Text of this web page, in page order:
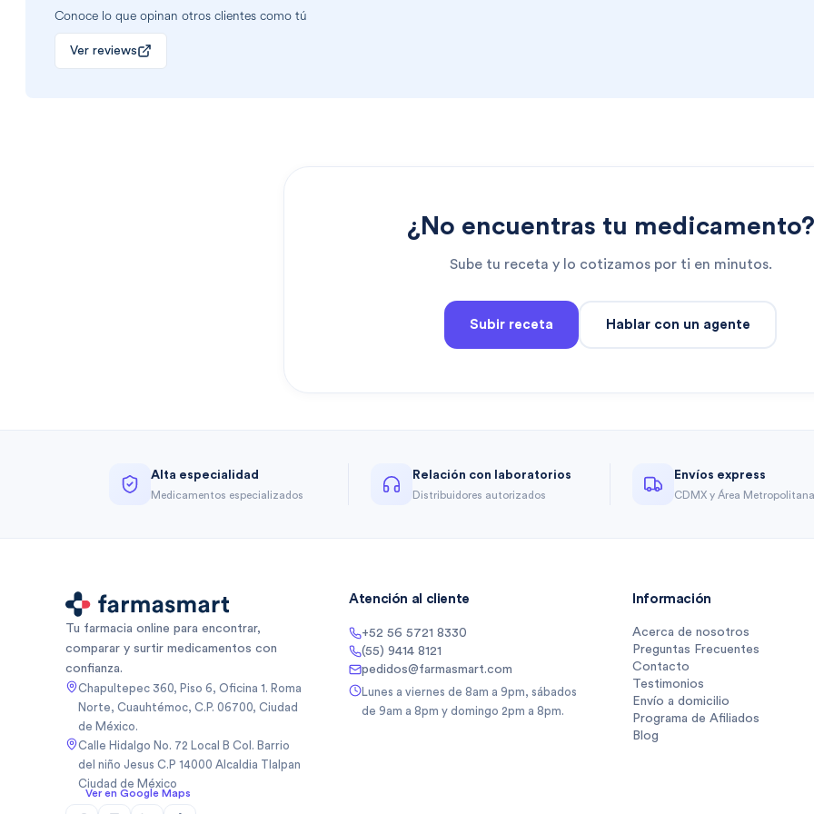
Conoce lo que opinan otros clientes como tú
Ver reviews
¿No encuentras tu medicamento?
Sube tu receta y lo cotizamos por ti en minutos.
Subir receta Hablar con un agente
Alta especialidad
Medicamentos especializados
Relación con laboratorios
Distribuidores autorizados
Envíos express
CDMX y Área Metropolitana
Tu farmacia online para encontrar,
comparar y surtir medicamentos con
confianza.
Chapultepec 360, Piso 6, Oficina 1. Roma
Norte, Cuauhtémoc, C.P. 06700, Ciudad
de México.
Calle Hidalgo No. 72 Local B Col. Barrio
del niño Jesus C.P 14000 Alcaldia Tlalpan
Ciudad de México
Ver en Google Maps
Atención al cliente
+52 56 5721 8330
(55) 9414 8121
pedidos@farmasmart.com
Lunes a viernes de 8am a 9pm, sábados
de 9am a 8pm y domingo 2pm a 8pm.
Información
Acerca de nosotros
Preguntas Frecuentes
Contacto
Testimonios
Envío a domicilio
Programa de Afiliados
Blog